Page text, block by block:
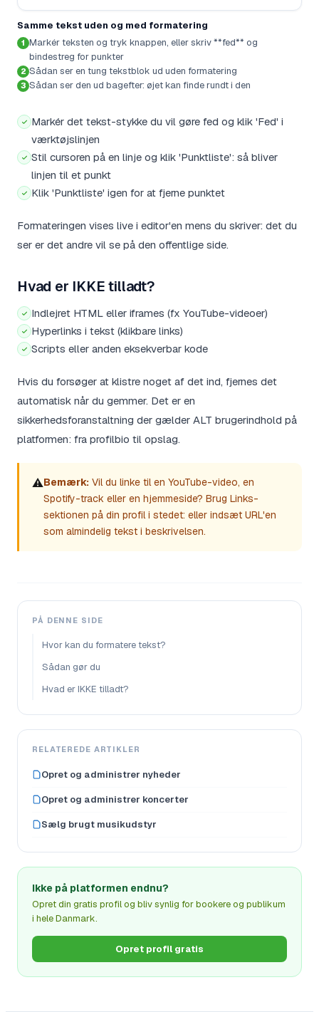
Samme tekst uden og med formatering
1 Markér teksten og tryk knappen, eller skriv **fed** og
bindestreg for punkter
2 Sådan ser en tung tekstblok ud uden formatering
3 Sådan ser den ud bagefter: øjet kan finde rundt i den
Markér det tekst-stykke du vil gøre fed og klik 'Fed' i
værktøjslinjen
Stil cursoren på en linje og klik 'Punktliste': så bliver
linjen til et punkt
Klik 'Punktliste' igen for at fjerne punktet
Formateringen vises live i editor'en mens du skriver: det du
ser er det andre vil se på den offentlige side.
Hvad er IKKE tilladt?
Indlejret HTML eller iframes (fx YouTube-videoer)
Hyperlinks i tekst (klikbare links)
Scripts eller anden eksekverbar kode
Hvis du forsøger at klistre noget af det ind, fjernes det
automatisk når du gemmer. Det er en
sikkerhedsforanstaltning der gælder ALT brugerindhold på
platformen: fra profilbio til opslag.
⚠️Bemærk: Vil du linke til en YouTube-video, en
Spotify-track eller en hjemmeside? Brug Links-
sektionen på din profil i stedet: eller indsæt URL'en
som almindelig tekst i beskrivelsen.
PÅ DENNE SIDE
Hvor kan du formatere tekst?
Sådan gør du
Hvad er IKKE tilladt?
RELATEREDE ARTIKLER
Opret og administrer nyheder
Opret og administrer koncerter
Sælg brugt musikudstyr
Ikke på platformen endnu?
Opret din gratis profil og bliv synlig for bookere og publikum
i hele Danmark.
Opret profil gratis